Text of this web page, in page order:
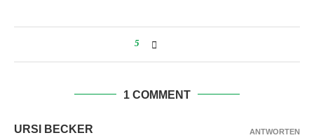
5
1 COMMENT
URSI BECKER ANTWORTEN